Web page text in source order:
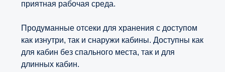
приятная рабочая среда.
Продуманные отсеки для хранения с доступом
как изнутри, так и снаружи кабины. Доступны как
для кабин без спального места, так и для
длинных кабин.